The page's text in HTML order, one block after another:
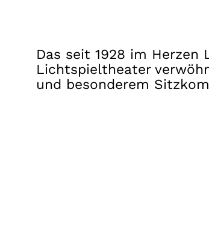
Das seit 1928 im Herzen
Lichtspieltheater
und besonderem